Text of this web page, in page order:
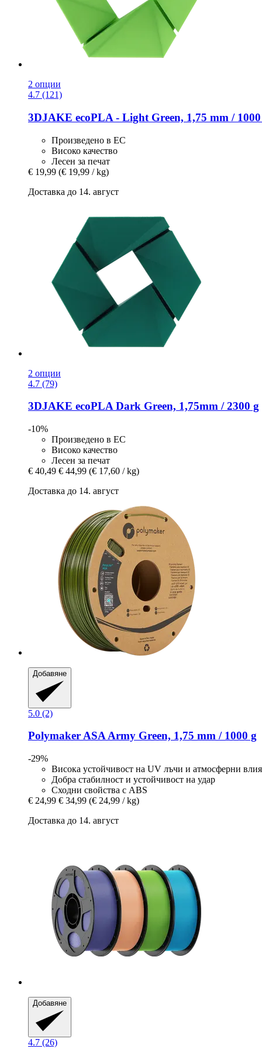
2 опции
4.7 (121)
3DJAKE ecoPLA -​ Light Green, 1,75 mm /
Произведено в ЕС
Високо качество
Лесен за печат
€ 19,99 (€ 19,99 / kg)
Доставка до 14. август
2 опции
4.7 (79)
3DJAKE ecoPLA Dark Green, 1,75mm / 2300 g
-10%
Произведено в ЕС
Високо качество
Лесен за печат
€ 40,49 € 44,99 (€ 17,60 / kg)
Доставка до 14. август
Добавяне
5.0 (2)
PolymakerASA Army Green, 1,75 mm / 1000 g
-29%
Висока устойчивост на UV лъчи и атмосферни
Добра стабилност и устойчивост на удар
Сходни свойства с ABS
€ 24,99 € 34,99 (€ 24,99 / kg)
Доставка до 14. август
Добавяне
4.7 (26)